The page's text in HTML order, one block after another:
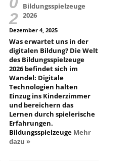
Bildungsspielzeuge
2026
Dezember 4, 2025
Was erwartet uns in der
digitalen Bildung? Die Welt
des Bildungsspielzeuge
2026 befindet sich im
Wandel: Digitale
Technologien halten
Einzug ins Kinderzimmer
und bereichern das
Lernen durch spielerische
Erfahrungen.
Bildungsspielzeuge Mehr
dazu »